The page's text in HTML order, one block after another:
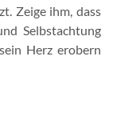
Zeige ihm, dass
Selbstachtung
Herz erobern